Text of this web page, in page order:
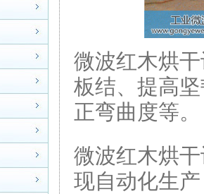
微波红木烘
板结、提高
正弯曲度等。
微波红木烘
现自动化生